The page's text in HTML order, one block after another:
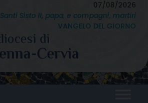
07/08/2026
Santi Sisto II, papa, e compagni, martiri
VANGELO DEL GIORNO